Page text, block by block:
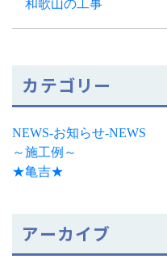
和歌山の工事
カテゴリー
NEWS-お知らせ-NEWS
～施工例～
★亀吉★
アーカイブ